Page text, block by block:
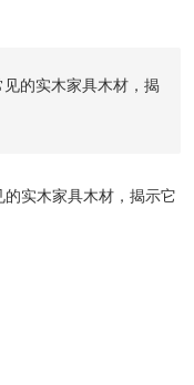
的实木家具木材，揭
实木家具木材，揭示它